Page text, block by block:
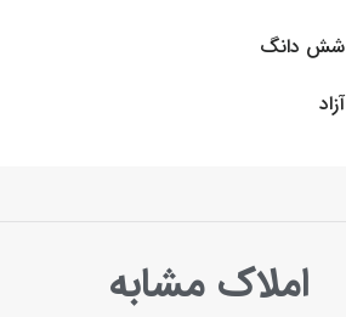
شش دانگ
آزاد
املاک مشابه